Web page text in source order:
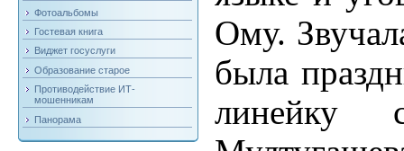
Фотоальбомы
Гостевая книга
Виджет госуслуги
Образование старое
Противодействие ИТ-
мошенникам
Панорама
Ому.
была
линейку